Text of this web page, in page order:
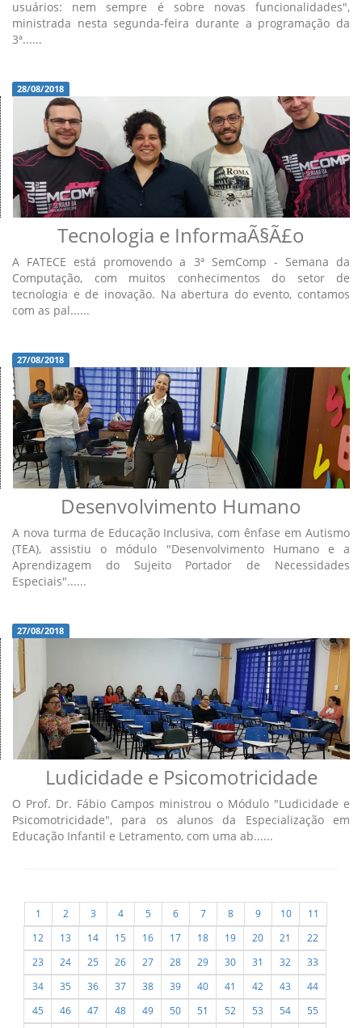
usuários: nem sempre é sobre novas funcionalidades",
ministrada nesta segunda-feira durante a programação da
3ª......
28/08/2018
Tecnologia e InformaÃ§Ã£o
A FATECE está promovendo a 3ª SemComp - Semana da
Computação, com muitos conhecimentos do setor de
tecnologia e de inovação. Na abertura do evento, contamos
com as pal......
27/08/2018
Desenvolvimento Humano
A nova turma de Educação Inclusiva, com ênfase em Autismo
(TEA), assistiu o módulo "Desenvolvimento Humano e a
Aprendizagem do Sujeito Portador de Necessidades
Especiais"......
27/08/2018
Ludicidade e Psicomotricidade
O Prof. Dr. Fábio Campos ministrou o Módulo "Ludicidade e
Psicomotricidade", para os alunos da Especialização em
Educação Infantil e Letramento, com uma ab......
1 2 3 4 5 6 7 8 9 10
11
12
13 14 15 16 17 18 19 20 21
22
23
24 25 26 27 28 29 30 31 32
33
34
35 36 37 38 39 40 41 42 43
44
45
46 47 48 49 50 51 52 53 54
55